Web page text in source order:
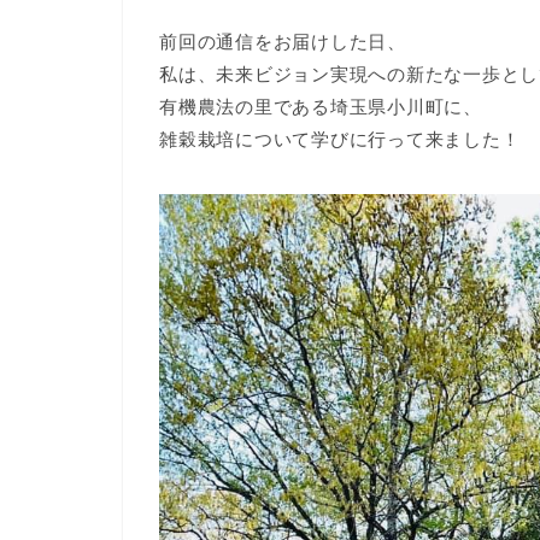
前回の通信をお届けした日、
私は、未来ビジョン実現への新たな一歩と
有機農法の里である埼玉県小川町に、
雑穀栽培について学びに行って来ました！